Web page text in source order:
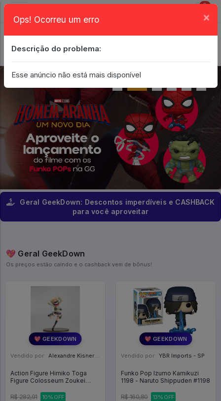
0
Geral GeekDown: Descontos imperdíveis e CASHBACK
para você aproveitar
💖 Geral GeekDown
Os preços estão caindo e o cashback vem de bônus!
💖 GEEKDOWN
Vendido por: Alexandre Kisner - PR
Action Figure Himiko Toga
Figure Colosseum Zoukei
Academia
R$ 282,91 10% OFF
💖 GEEKDOWN
Vendido por: YBR Imports - SP
Funko Pop Izumo Kamikuzi
1198 - Naruto Shippuden #1198
R$ 160,80 13% OFF
Ops! Ocorreu um erro ×
Descrição do problema:
Esse anúncio não está mais disponível